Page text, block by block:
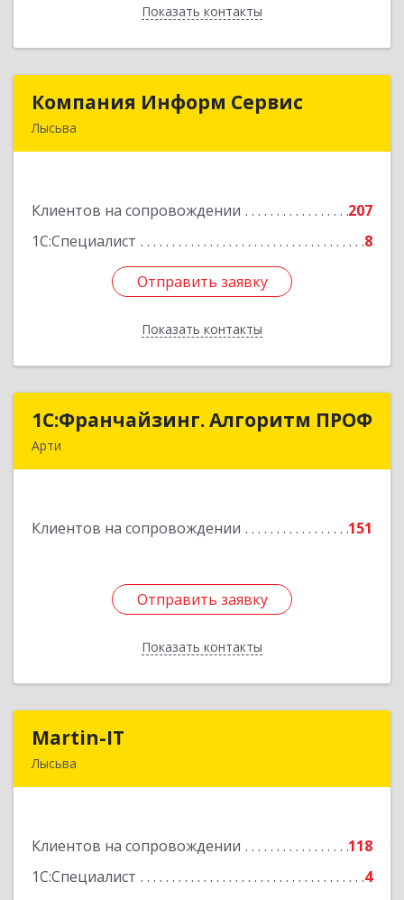
Показать контакты
Назад
Компания Информ Сервис
Лысьва
Клиентов на сопровождении
207
1С:Специалист
8
Отправить заявку
Показать контакты
Компания Информ Сервис
Подробнее
Отправить заявку
Назад
1С:Франчайзинг. Алгоритм ПРОФ
Арти
Клиентов на сопровождении 151
Отправить заявку
Показать контакты
1С:Франчайзинг. Алгоритм ПРОФ
Подробнее
Отправить заявку
Назад
Martin-IT
Лысьва
Клиентов на сопровождении
118
1С:Специалист
4
Подробнее